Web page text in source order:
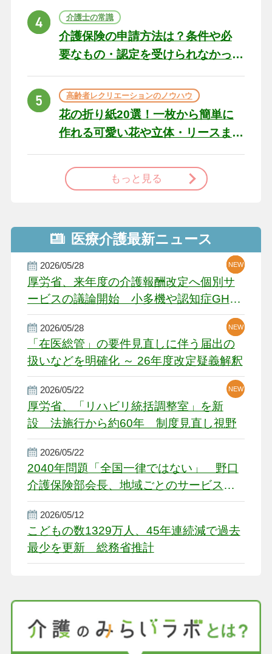
ト
介護士の常識
介護保険の申請方法は？条件や必
要なもの・認定を受けられなかっ
高齢者レクリエーションのノウハウ
花の折り紙20選！一枚から簡単に
作れる可愛い花や立体・リースま
もっと見る
医療介護最新ニュース
2026/05/28
厚労省、来年度の介護報酬改定へ個別サ
ービスの議論開始 小多機や認知症GH、
厳しい経営環境に危機感
NEW
NEW
NEW
2026/05/28
「在医総管」の要件見直しに伴う届出の
扱いなどを明確化 ～ 26年度改定疑義解釈
NEW
NEW
2026/05/22
厚労省、「リハビリ統括調整室」を新
設 法施行から約60年 制度見直し視野
NEW
2026/05/22
2040年問題「全国一律ではない」 野口
介護保険部会長、地域ごとのサービス基
盤整備を促す
2026/05/12
こどもの数1329万人、45年連続減で過去
最少を更新 総務省推計